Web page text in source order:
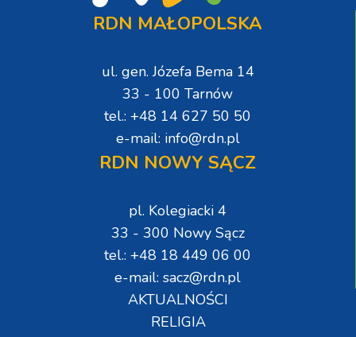
RDN MAŁOPOLSKA
ul. gen. Józefa Bema 14
33 - 100 Tarnów
tel.: +48 14 627 50 50
e-mail: info@rdn.pl
RDN NOWY SĄCZ
pl. Kolegiacki 4
33 - 300 Nowy Sącz
tel.: +48 18 449 06 00
e-mail: sacz@rdn.pl
AKTUALNOŚCI
RELIGIA